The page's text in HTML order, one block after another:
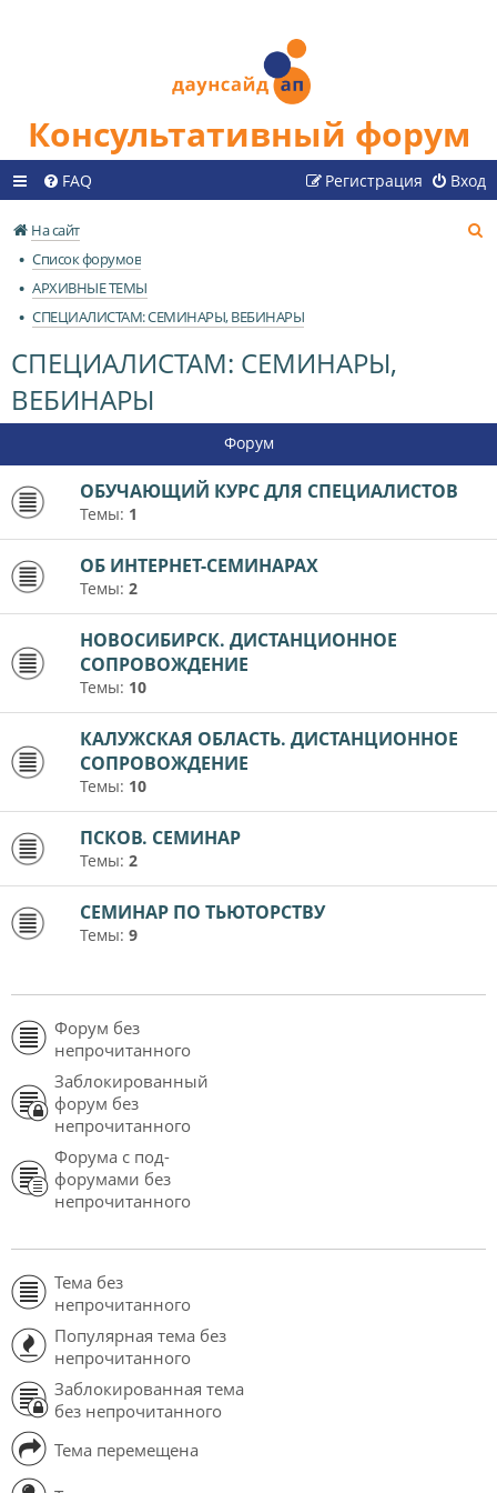
Консультативный форум
FAQ Вход
Регистрация
На сайт
Список форумов
АРХИВНЫЕ ТЕМЫ
СПЕЦИАЛИСТАМ: СЕМИНАРЫ, ВЕБИНАРЫ
СПЕЦИАЛИСТАМ: СЕМИНАРЫ,
ВЕБИНАРЫ
Форум
ОБУЧАЮЩИЙ КУРС ДЛЯ СПЕЦИАЛИСТОВ
Темы: 1
ОБ ИНТЕРНЕТ-СЕМИНАРАХ
Темы: 2
НОВОСИБИРСК. ДИСТАНЦИОННОЕ
СОПРОВОЖДЕНИЕ
Темы: 10
КАЛУЖСКАЯ ОБЛАСТЬ. ДИСТАНЦИОННОЕ
СОПРОВОЖДЕНИЕ
Темы: 10
ПСКОВ. СЕМИНАР
Темы: 2
СЕМИНАР ПО ТЬЮТОРСТВУ
Темы: 9
Форум без
непрочитанного
Заблокированный
форум без
непрочитанного
Форума с под-
форумами без
непрочитанного
Тема без
непрочитанного
Популярная тема без
непрочитанного
Заблокированная тема
без непрочитанного
Тема перемещена